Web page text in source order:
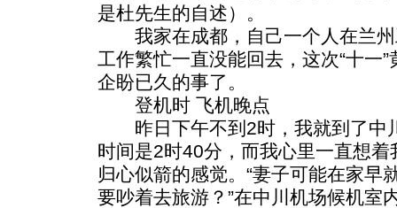
是杜先生的自述）。
我家在成都，自己一个人在兰州
工作繁忙一直没能回去，这次“十一
企盼已久的事了。
登机时 飞机晚点
昨日下午不到2时，我就到了中
时间是2时40分，而我心里一直想
归心似箭的感觉。“妻子可能在家早
要吵着去旅游？”在中川机场候机室